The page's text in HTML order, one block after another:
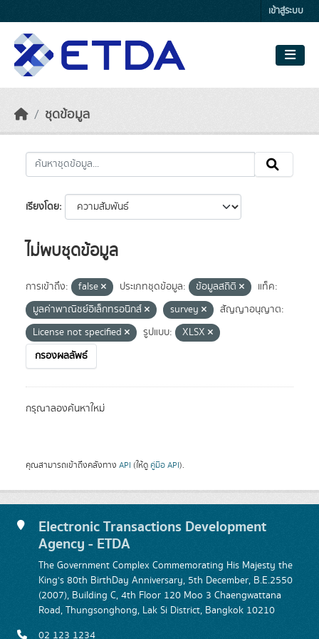
เข้าสู่ระบบ
ชุดข้อมูล
เรียงโดย
ไม่พบชุดข้อมูล
การเข้าถึง: false ประเภทชุดข้อมูล: ข้อมูลสถิติ
แท็ค:
มูลค่าพาณิชย์อิเล็กทรอนิกส์
survey
สัญญาอนุญาต:
License not specified
รูปแบบ:
XLSX
กรองผลลัพธ์
กรุณาลองค้นหาใหม่
คุณสามารถเข้าถึงคลังทาง API (ให้ดู คู่มือ API).
Electronic Transactions Development
Agency - ETDA
The Government Complex Commemorating His Majesty the
King's 80th BirthDay Anniversary, 5th December, B.E.2550
(2007), Building C, 4th Floor 120 Moo 3 Chaengwattana
Road, Thungsonghong, Lak Si District, Bangkok 10210
02 123 1234